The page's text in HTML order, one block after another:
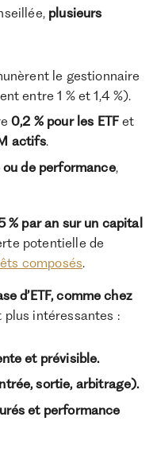
plusieurs
le gestionnaire
entre 1 % et 1,4 %).
0,2 % pour les ETF et
actifs.
de performance,
% par an sur un capital
potentielle de
composés.
d’ETF, comme chez
plus intéressantes :
et prévisible.
sortie, arbitrage).
et performance